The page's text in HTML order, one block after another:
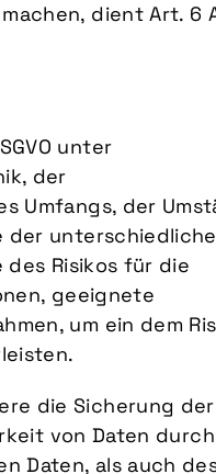
dient Art. 6
unter
der
Umfangs, der
der
Risikos für die
geeignete
um ein dem
die Sicherung der
von Daten durch
Daten, als auch